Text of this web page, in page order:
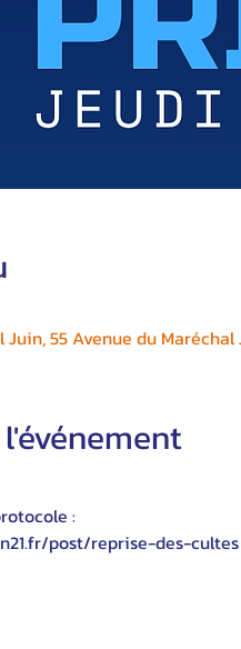
Juin, 55 Avenue du
:
post/reprise-des-cultes